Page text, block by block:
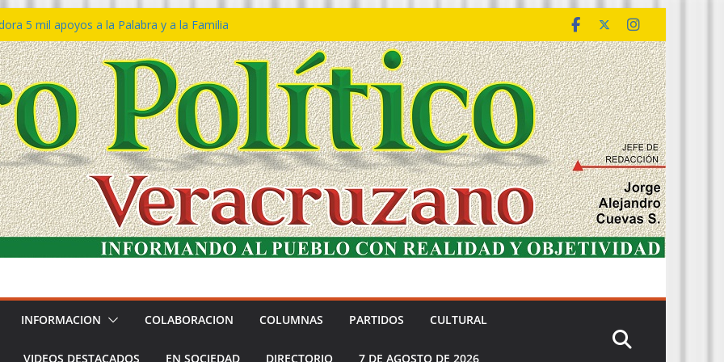
5 mil apoyos a la Palabra y a la Familia
Declaraciones de Procedencia en contra
𝙂𝙤𝙗𝙞𝙚𝙧𝙣𝙤 𝙙𝙚𝙡 𝙀𝙨𝙩𝙖𝙙𝙤 𝙖 𝙙𝙞𝙨𝙛𝙧𝙪𝙩𝙖𝙧
𝙙𝙚𝙡 𝙈𝙖𝙧 𝙚𝙣 𝘾𝙤𝙖𝙩𝙯𝙖𝙘𝙤𝙖𝙡𝙘𝙤𝙨
de policías con vocación de servicio y
SSP
Bravo rechaza acusaciones y asegura que
solicitud de desafuero
INFORMACION COLABORACION COLUMNAS PARTIDOS CULTURAL
VIDEOS DESTACADOS EN SOCIEDAD DIRECTORIO 7 DE AGOSTO DE 2026